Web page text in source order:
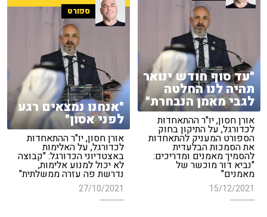
"עד סוף חודש ינואר
תהיה לנו החלטה
לגבי מאמן הנבחרת"
אורן חסון, יו"ר ההתאחדות
לכדורגל, על התיקון בחוק
הספורט המעניק להתאחדות
את הסמכות הבלעדית
להסמיך מאמנים ומדריכים:
"נביא דור מוכשר של
מאמנים"
15/12/2021
ספורט
"אנחנו נמצאים רגע
לפני אסון"
אורן חסון, יו"ר ההתאחדות
לכדורגל, על האלימות
באצטדיוני הכדורגל: "קבוצה
לא יכול למנוע אלימות,
נדרשת פה עזרה ממשלתית"
27/10/2021